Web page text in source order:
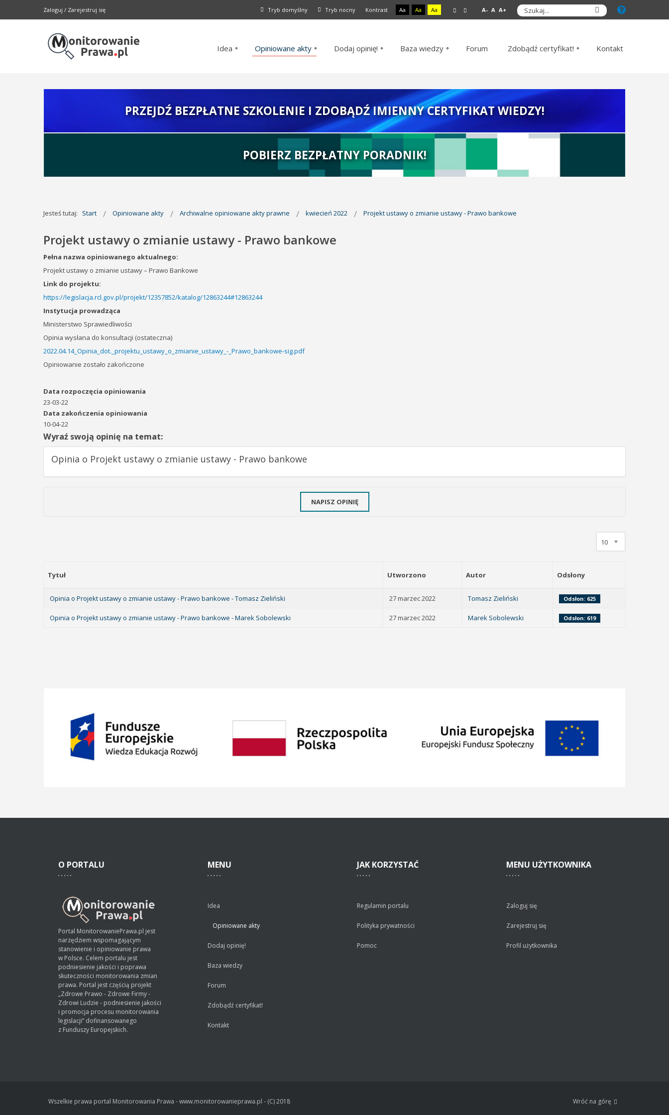
Zaloguj / Zarejestruj się Tryb domyślny Tryb nocny Kontrast Aa Aa Aa A- A A+
Idea Opiniowane akty Dodaj opinię! Baza wiedzy Forum Zdobądź certyfikat! Kontakt
PRZEJDŹ BEZPŁATNE SZKOLENIE I ZDOBĄDŹ IMIENNY CERTYFIKAT WIEDZY!
POBIERZ BEZPŁATNY PORADNIK!
Jesteś tutaj: Start Opiniowane akty Archiwalne opiniowane akty prawne kwiecień 2022 Projekt ustawy o zmianie ustawy - Prawo bankowe
Projekt ustawy o zmianie ustawy - Prawo bankowe
Pełna nazwa opiniowanego aktualnego:
Projekt ustawy o zmianie ustawy – Prawo Bankowe
Link do projektu:
https://legislacja.rcl.gov.pl/projekt/12357852/katalog/12863244#12863244
Instytucja prowadząca
Ministerstwo Sprawiedliwości
Opinia wysłana do konsultacji (ostateczna)
2022.04.14_Opinia_dot._projektu_ustawy_o_zmianie_ustawy_-_Prawo_bankowe-sig.pdf
Opiniowanie zostało zakończone
Data rozpoczęcia opiniowania
23-03-22
Data zakończenia opiniowania
10-04-22
Wyraź swoją opinię na temat:
Opinia o Projekt ustawy o zmianie ustawy - Prawo bankowe
NAPISZ OPINIĘ
10
Tytuł Utworzono Autor Odsłony
Opinia o Projekt ustawy o zmianie ustawy - Prawo bankowe - Tomasz Zieliński 27 marzec 2022 Tomasz Zieliński Odsłon: 625
Opinia o Projekt ustawy o zmianie ustawy - Prawo bankowe - Marek Sobolewski 27 marzec 2022 Marek Sobolewski Odsłon: 619
O PORTALU
Portal MonitorowaniePrawa.pl jest
narzędziem wspomagającym
stanowienie i opiniowanie prawa
w Polsce. Celem portalu jest
podniesienie jakości i poprawa
skuteczności monitorowania zmian
prawa. Portal jest częścią projekt
„Zdrowe Prawo - Zdrowe Firmy -
Zdrowi Ludzie - podniesienie jakości
i promocja procesu monitorowania
legislacji” dofinansowanego
z Funduszy Europejskich.
MENU
Idea
Opiniowane akty
Dodaj opinię!
Baza wiedzy
Forum
Zdobądź certyfikat!
Kontakt
JAK KORZYSTAĆ
Regulamin portalu
Polityka prywatności
Pomoc
MENU UŻYTKOWNIKA
Zaloguj się
Zarejestruj się
Profil użytkownika
Wszelkie prawa portal Monitorowania Prawa - www.monitorowanieprawa.pl - (C) 2018 Wróć na górę